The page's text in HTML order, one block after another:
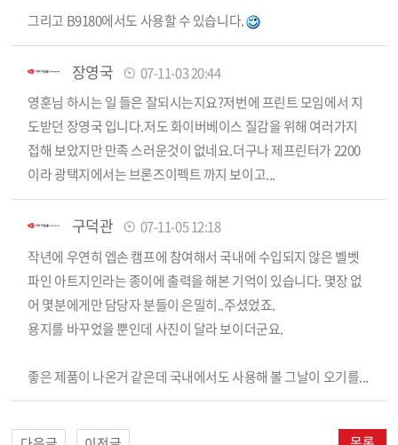
그리고 B9180에서도 사용할 수 있습니다.
장영국
07-11-03 20:44
영훈님 하시는 일 들은 잘되시는지요?저번에 프린트 모임에서 지
도받던 장영국 입니다.저도 화이버베이스 질감을 위해 여러가지
접해 보았지만 만족 스러운것이 없네요.더구나 제프린터가 2200
이라 광택지에서는 브론즈이펙트 까지 보이고...
구덕관
07-11-05 12:18
작년에 우연히 엡손 캠프에 참여해서 국내에 수입되지 않은 벨벳
파인 아트지인라는 종이에 출력을 해본 기억이 있습니다. 몇장 없
어 몇분에게만 담당자 분들이 은밀히..주셨었죠.
용지를 바꾸었을 뿐인데 사진이 달라 보이더군요.
좋은 제품이 나온거 같은데 국내에서도 사용해 볼 그날이 오기를...